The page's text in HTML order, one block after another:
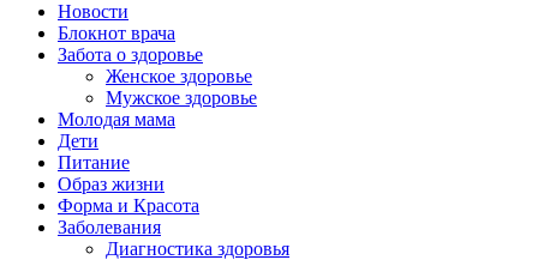
Новости
Блокнот врача
Забота о здоровье
Женское здоровье
Мужское здоровье
Молодая мама
Дети
Питание
Образ жизни
Форма и Красота
Заболевания
Диагностика здоровья